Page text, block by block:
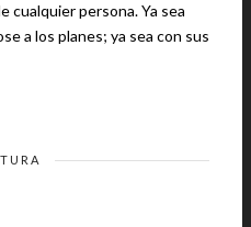
persona. Ya sea
a los planes; ya sea con sus